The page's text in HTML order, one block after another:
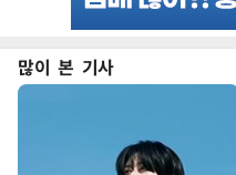
많이 본 기사